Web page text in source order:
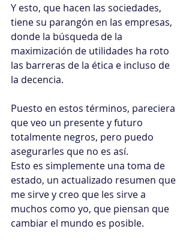
Y esto, que hacen las sociedades,
tiene su parangón en las empresas,
donde la búsqueda de la
maximización de utilidades ha roto
las barreras de la ética e incluso de
la decencia.
Puesto en estos términos, pareciera
que veo un presente y futuro
totalmente negros, pero puedo
asegurarles que no es así.
Esto es simplemente una toma de
estado, un actualizado resumen que
me sirve y creo que les sirve a
muchos como yo, que piensan que
cambiar el mundo es posible.